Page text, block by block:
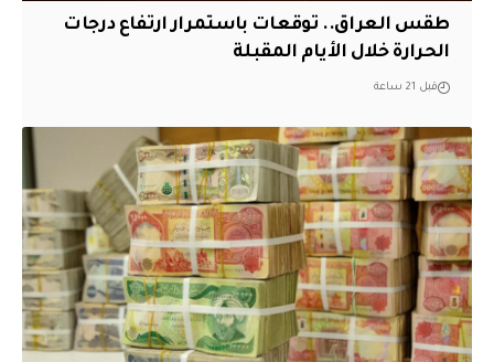
طقس العراق.. توقعات باستمرار ارتفاع درجات
الحرارة خلال الأيام المقبلة
قبل 21 ساعة